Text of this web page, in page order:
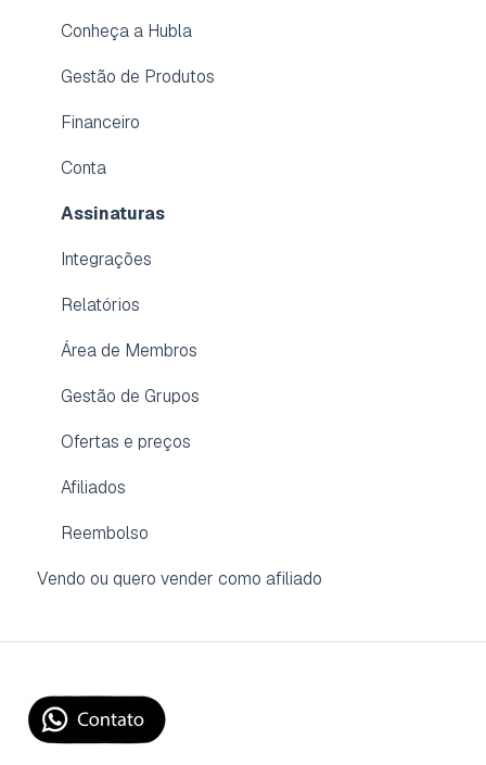
Reembolso
Assinatura
Conta
Dúvidas frequentes
Aplicativo para membros
Conheça a Hubla
Gestão de Produtos
Financeiro
Conta
Assinaturas
Integrações
Relatórios
Área de Membros
Gestão de Grupos
Ofertas e preços
Afiliados
Reembolso
Vendo ou quero vender como afiliado